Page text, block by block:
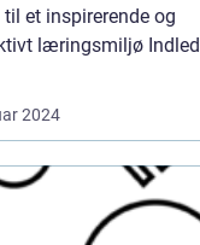
et inspirerende og
læringsmiljø Indledning:
2024